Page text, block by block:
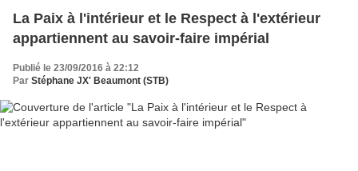
La Paix à l'intérieur et le Respect à l'extérieur
appartiennent au savoir-faire impérial
Publié le 23/09/2016 à 22:12
Par Stéphane JX' Beaumont (STB)